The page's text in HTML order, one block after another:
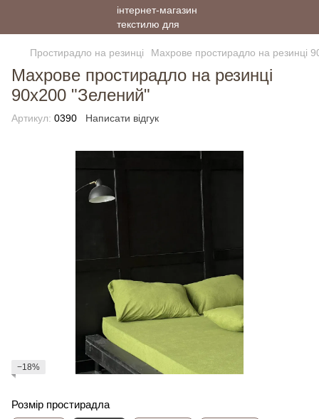
Простирадло на резинці Махрове простирадло на резинці
Махрове простирадло на резинці
90х200 "Зелений"
Артикул: 0390 Написати відгук
−18%
Розмір простирадла